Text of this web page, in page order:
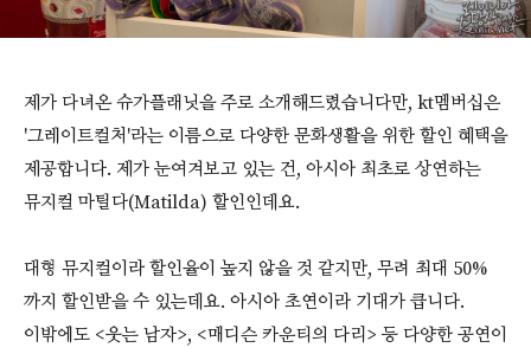
제가 다녀온 슈가플래닛을 주로 소개해드렸습니다만, kt멤버십은
'그레이트컬처'라는 이름으로 다양한 문화생활을 위한 할인 혜택을
제공합니다. 제가 눈여겨보고 있는 건, 아시아 최초로 상연하는
뮤지컬 마틸다(Matilda) 할인인데요.
대형 뮤지컬이라 할인율이 높지 않을 것 같지만, 무려 최대 50%
까지 할인받을 수 있는데요. 아시아 초연이라 기대가 큽니다.
이밖에도 <웃는 남자>, <매디슨 카운티의 다리> 등 다양한 공연이